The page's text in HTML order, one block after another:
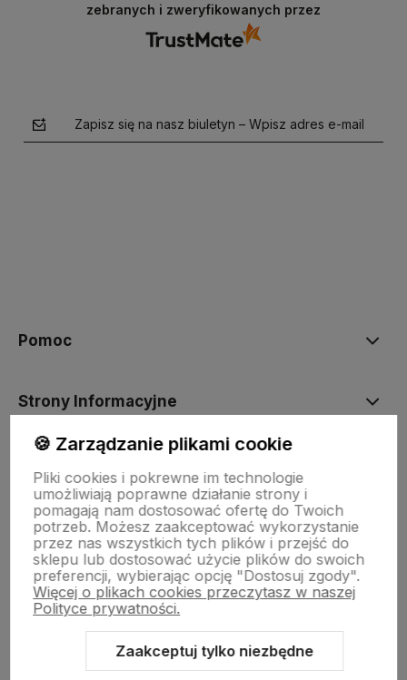
zebranych i zweryfikowanych przez
Zapisz się na nasz biuletyn – Wpisz adres e-mail
Pomoc
Strony Informacyjne
O firmie
Sklep internetowy Shoper Premium
Szablon Shoper Modern 3.0™
🍪 Zarządzanie plikami cookie
Pliki cookies i pokrewne im technologie
umożliwiają poprawne działanie strony i
pomagają nam dostosować ofertę do Twoich
potrzeb. Możesz zaakceptować wykorzystanie
przez nas wszystkich tych plików i przejść do
sklepu lub dostosować użycie plików do swoich
preferencji, wybierając opcję "Dostosuj zgody".
Więcej o plikach cookies przeczytasz w naszej
Polityce prywatności.
Zaakceptuj tylko niezbędne